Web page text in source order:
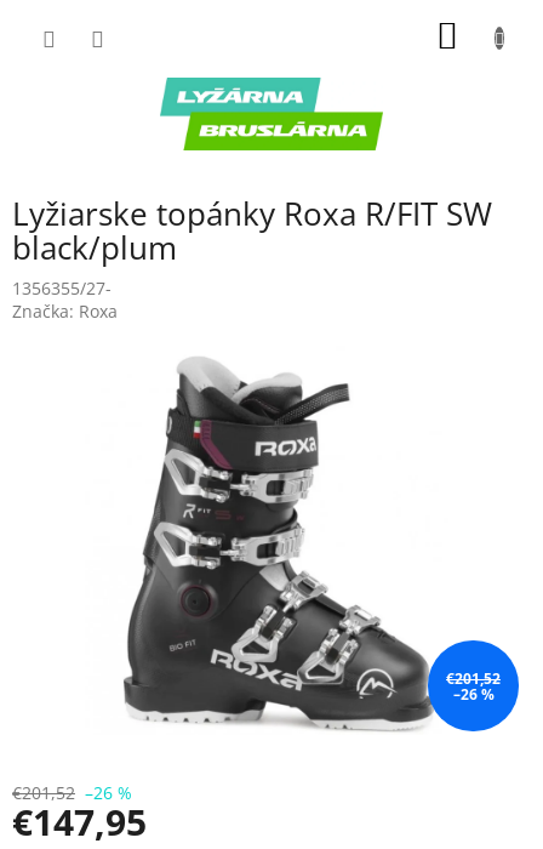
Lyžiarske topánky Roxa R/FIT SW
black/plum
1356355/27-
Značka: Roxa
€201,52
–26 %
€201,52 –26 %
€147,95